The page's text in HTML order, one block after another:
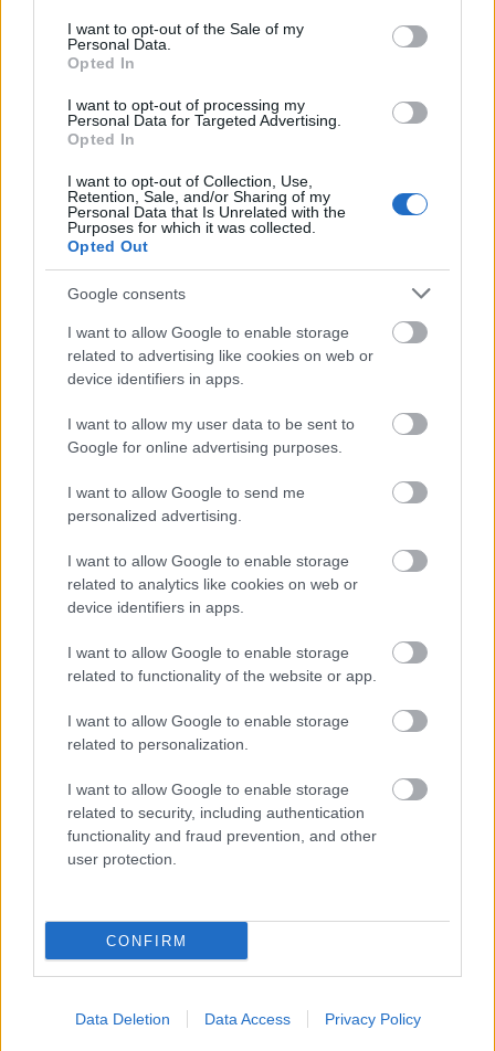
consent section.
I want to opt-out of the Sale of my
Personal Data.
Opted In
I want to opt-out of processing my
Personal Data for Targeted Advertising.
Opted In
I want to opt-out of Collection, Use,
Retention, Sale, and/or Sharing of my
Personal Data that Is Unrelated with the
Purposes for which it was collected.
Opted Out
Google consents
I want to allow Google to enable storage
related to advertising like cookies on web or
device identifiers in apps.
I want to allow my user data to be sent to
Google for online advertising purposes.
I want to allow Google to send me
personalized advertising.
I want to allow Google to enable storage
related to analytics like cookies on web or
device identifiers in apps.
I want to allow Google to enable storage
related to functionality of the website or app.
I want to allow Google to enable storage
related to personalization.
I want to allow Google to enable storage
related to security, including authentication
functionality and fraud prevention, and other
user protection.
CONFIRM
Data Deletion Data Access Privacy Policy
Mi válthat ki memóriazavarokat?
Meggyógyulnék szerkesztő •2024. május 23.
önazonosságunk képességét, hiszen tapasztalataink
formálnak minket, emlékeink személyiségünk részét
képezik. Nélkülük mindent mindig elölről kellene
kezdenünk, mindent újból fel kellene fedeznünk, és
olyan védtelenek lennénk, mint kiskorunkban. De
adatok? Meg kell ijedned, vagy elég
Meggyógyulnék szerkesztő 2023. november 30.
Mindenki tapasztalta már élete során, hogy egy-egy
kulcsainkat, telefonunkat. Kérdés, hogy ezek az
emlékezetzavarok mikor számítanak egy betegség
tünetének? Vagy egyszerűen csak fáradtságról van…